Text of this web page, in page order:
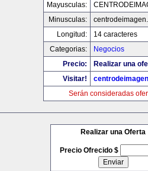
Mayusculas:
Minusculas:
Longitud:
14 caracteres
Categorias:
Negocios
Precio:
Realizar una
Visitar!
Serán consideradas
Realizar una Oferta
Precio Ofrecido $